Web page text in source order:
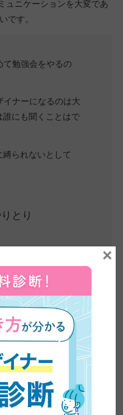
ュニケーションを大変であ
です。
て勉強会をやるの
ナーになるのは大
誰にも聞くことはで
られないとして
とり
だと思います。
ば、単価を下げる
価値を向上させ、
社を設立しまし
ん向けにWordPress
×